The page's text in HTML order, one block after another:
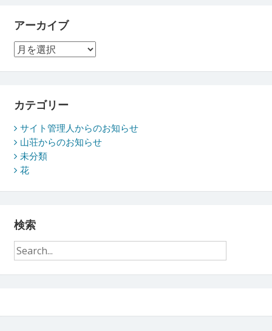
アーカイブ
ア
ー
カ
ブ
カテゴリー
サイト管理人からのお知らせ
山荘からのお知らせ
未分類
花
検索